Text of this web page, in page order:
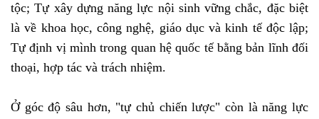
tộc; Tự xây dựng năng lực nội sinh vững chắc, đặc biệt
là về khoa học, công nghệ, giáo dục và kinh tế độc lập;
Tự định vị mình trong quan hệ quốc tế bằng bản lĩnh đối
thoại, hợp tác và trách nhiệm.
Ở góc độ sâu hơn, "tự chủ chiến lược" còn là năng lực